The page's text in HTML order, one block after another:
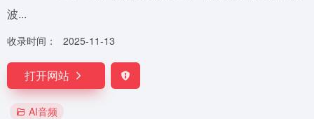
波...
收录时间： 2025-11-13
打开网站
AI音频